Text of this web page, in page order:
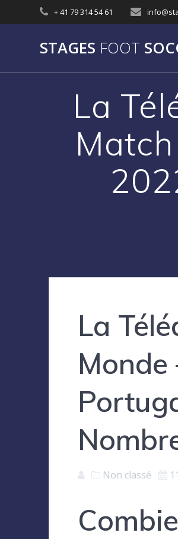
to
+ 41 79 314 54 61
STAGES FOOT
La
La
Non classé